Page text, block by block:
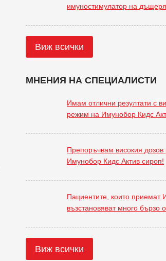
имуностимулатор на
Виж всички
МНЕНИЯ НА СПЕЦИАЛИСТИ
Имам отлични резултати с
режим на Имунобор Кидс
Препоръчвам високия
Имунобор Кидс Актив сироп!
Пациентите, които
възстановяват много бързо
Виж всички